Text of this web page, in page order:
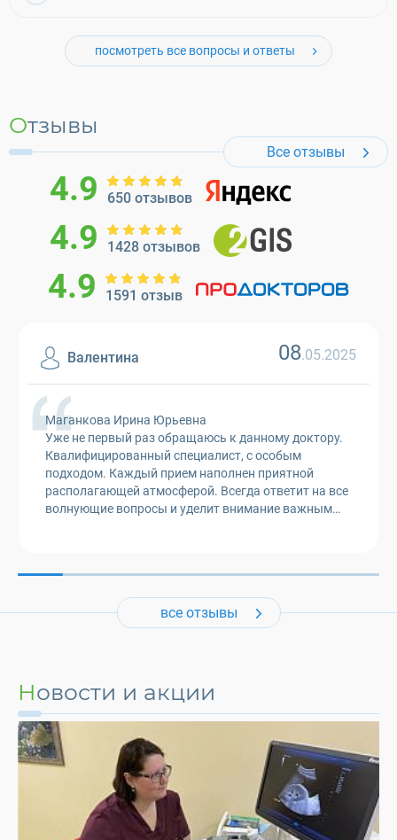
посмотреть все вопросы и ответы
Отзывы
Все отзывы
4.9 650 отзывов
4.9 1428 отзывов
4.9 1591 отзыв
Валентина 08.05.2025
Маганкова Ирина Юрьевна
Уже не первый раз обращаюсь к данному доктору.
Квалифицированный специалист, с особым
подходом. Каждый прием наполнен приятной
располагающей атмосферой. Всегда ответит на все
волнующие вопросы и уделит внимание важным
все отзывы
Новости и акции